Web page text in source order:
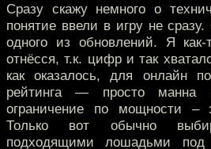
Сразу скажу немного о
понятие ввели в игру не
одного из обновлений. Я
отнёсся, т.к. цифр и так
как оказалось, для онлайн
рейтинга — просто манна
ограничение по мощности –
Только вот обычно
подходящими лошадьми